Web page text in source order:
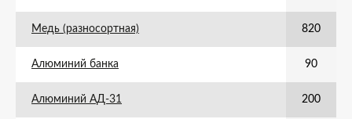
Медь (разносортная) 820
Алюминий банка 90
Алюминий АД-31 200